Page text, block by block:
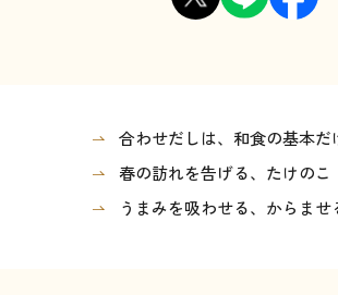
合わせだしは、和食の基本だ
春の訪れを告げる、たけのこ
うまみを吸わせる、からませ